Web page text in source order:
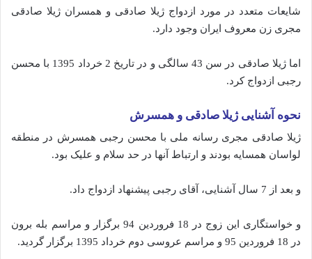
شایعات متعدد در مورد ازدواج ژیلا صادقی و همسران ژیلا صادقی
مجری زن معروف ایران وجود دارد.
اما ژیلا صادقی در سن 43 سالگی و در تاریخ 2 خرداد 1395 با محسن
رجبی ازدواج کرد.
نحوه آشنایی ژیلا صادقی و همسرش
ژیلا صادقی مجری رسانه ملی با محسن رجبی همسرش در منطقه
لواسان همسایه بودند و ارتباط آنها در حد سلام و علیک بود.
و بعد از 7 سال آشنایی، آقای رجبی پیشنهاد ازدواج داد.
و خواستگاری این زوج در 18 فروردین 94 برگزار و مراسم بله برون
در 18 فروردین 95 و مراسم عروسی دوم خرداد 1395 برگزار گردید.